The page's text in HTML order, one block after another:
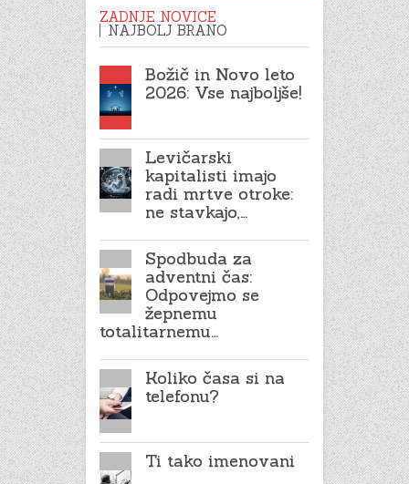
ZADNJE NOVICE
NAJBOLJ BRANO
Božič in Novo leto
2026: Vse najboljše!
Levičarski
kapitalisti imajo
radi mrtve otroke:
ne stavkajo,…
Spodbuda za
adventni čas:
Odpovejmo se
žepnemu
totalitarnemu…
Koliko časa si na
telefonu?
Ti tako imenovani